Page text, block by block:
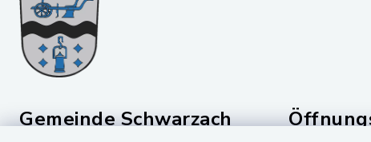
Gemeinde Schwarzach